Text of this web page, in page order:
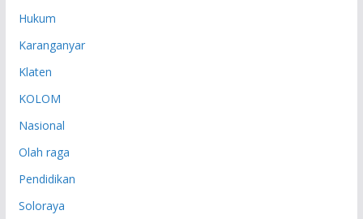
Hukum
Karanganyar
Klaten
KOLOM
Nasional
Olah raga
Pendidikan
Soloraya